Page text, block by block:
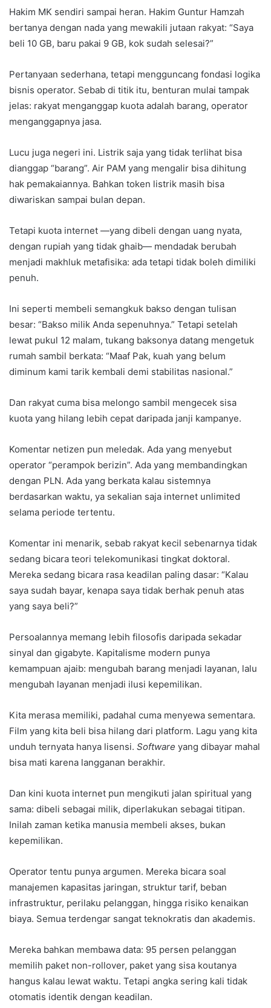
Hakim MK sendiri sampai heran. Hakim Guntur Hamzah
bertanya dengan nada yang mewakili jutaan rakyat: “Saya
beli 10 GB, baru pakai 9 GB, kok sudah selesai?”
Pertanyaan sederhana, tetapi mengguncang fondasi logika
bisnis operator. Sebab di titik itu, benturan mulai tampak
jelas: rakyat menganggap kuota adalah barang, operator
menganggapnya jasa.
Lucu juga negeri ini. Listrik saja yang tidak terlihat bisa
dianggap “barang”. Air PAM yang mengalir bisa dihitung
hak pemakaiannya. Bahkan token listrik masih bisa
diwariskan sampai bulan depan.
Tetapi kuota internet —yang dibeli dengan uang nyata,
dengan rupiah yang tidak ghaib— mendadak berubah
menjadi makhluk metafisika: ada tetapi tidak boleh dimiliki
penuh.
Ini seperti membeli semangkuk bakso dengan tulisan
besar: “Bakso milik Anda sepenuhnya.” Tetapi setelah
lewat pukul 12 malam, tukang baksonya datang mengetuk
rumah sambil berkata: “Maaf Pak, kuah yang belum
diminum kami tarik kembali demi stabilitas nasional.”
Dan rakyat cuma bisa melongo sambil mengecek sisa
kuota yang hilang lebih cepat daripada janji kampanye.
Komentar netizen pun meledak. Ada yang menyebut
operator “perampok berizin”. Ada yang membandingkan
dengan PLN. Ada yang berkata kalau sistemnya
berdasarkan waktu, ya sekalian saja internet unlimited
selama periode tertentu.
Komentar ini menarik, sebab rakyat kecil sebenarnya tidak
sedang bicara teori telekomunikasi tingkat doktoral.
Mereka sedang bicara rasa keadilan paling dasar: “Kalau
saya sudah bayar, kenapa saya tidak berhak penuh atas
yang saya beli?”
Persoalannya memang lebih filosofis daripada sekadar
sinyal dan gigabyte. Kapitalisme modern punya
kemampuan ajaib: mengubah barang menjadi layanan, lalu
mengubah layanan menjadi ilusi kepemilikan.
Kita merasa memiliki, padahal cuma menyewa sementara.
Film yang kita beli bisa hilang dari platform. Lagu yang kita
unduh ternyata hanya lisensi. Software yang dibayar mahal
bisa mati karena langganan berakhir.
Dan kini kuota internet pun mengikuti jalan spiritual yang
sama: dibeli sebagai milik, diperlakukan sebagai titipan.
Inilah zaman ketika manusia membeli akses, bukan
kepemilikan.
Operator tentu punya argumen. Mereka bicara soal
manajemen kapasitas jaringan, struktur tarif, beban
infrastruktur, perilaku pelanggan, hingga risiko kenaikan
biaya. Semua terdengar sangat teknokratis dan akademis.
Mereka bahkan membawa data: 95 persen pelanggan
memilih paket non-rollover, paket yang sisa koutanya
hangus kalau lewat waktu. Tetapi angka sering kali tidak
otomatis identik dengan keadilan.